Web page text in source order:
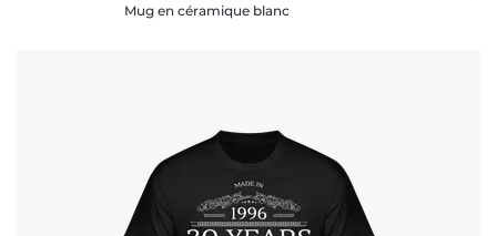
Mug en céramique blanc